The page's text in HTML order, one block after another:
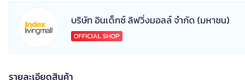
บริษัท อินเด็กซ์ ลิฟวิ่งมอลล์ จำกัด (มหาชน)
รายละเอียดสินค้า